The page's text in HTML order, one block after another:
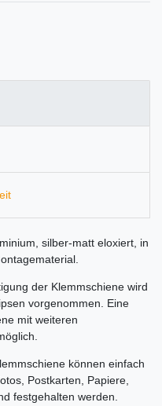
silber-matt eloxiert, in
der Klemmschiene wird
vorgenommen. Eine
mit weiteren
können einfach
Postkarten, Papiere,
festgehalten werden.